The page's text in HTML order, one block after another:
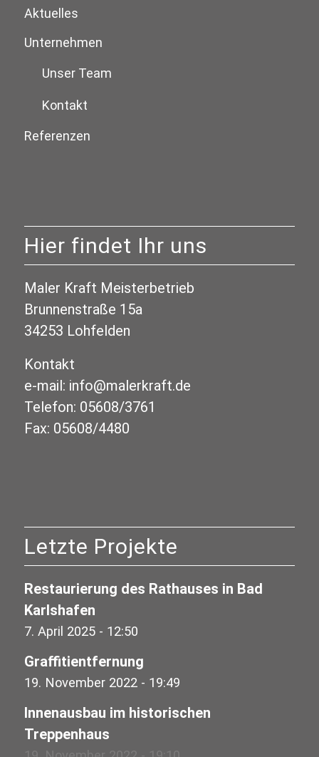
Aktuelles
Unternehmen
Unser Team
Kontakt
Referenzen
Hier findet Ihr uns
Maler Kraft Meisterbetrieb
Brunnenstraße 15a
34253 Lohfelden
Kontakt
e-mail: info@malerkraft.de
Telefon: 05608/3761
Fax: 05608/4480
Letzte Projekte
Restaurierung des Rathauses in Bad
Karlshafen
7. April 2025 - 12:50
Graffitientfernung
19. November 2022 - 19:49
Innenausbau im historischen
Treppenhaus